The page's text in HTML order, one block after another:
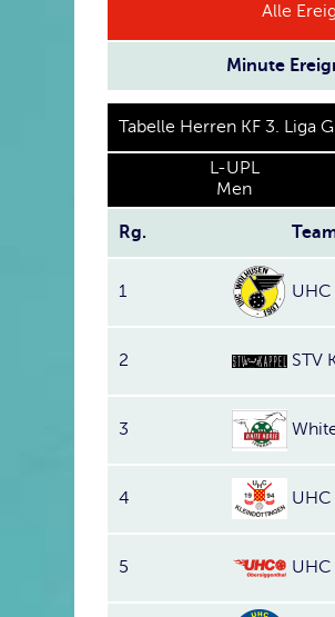
Alle
Minute
Tabelle Herren KF 3. Liga
L-UPL
Men
Rg.
1
2 STV
3
4
5 UHC